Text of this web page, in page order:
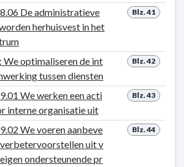
Blz. 41
De administratieve
herhuisvest in het
Blz. 42
We optimaliseren de int
tussen diensten
Blz. 43
We werken een acti
interne organisatie uit
Blz. 44
We voeren aanbeve
verbetervoorstellen uit v
ondersteunende pr